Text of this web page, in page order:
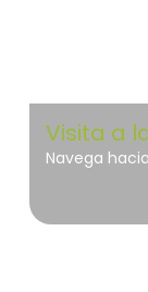
Visita a
Navega